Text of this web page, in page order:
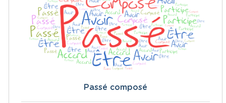
Passé composé